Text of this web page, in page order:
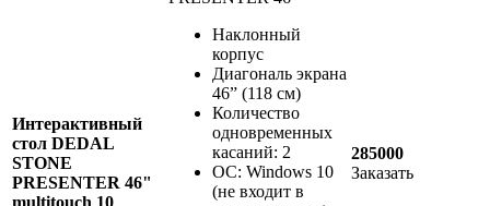
Интерактивный
стол DEDAL
STONE
PRESENTER 46"
Наклонный
корпус
Диагональ экрана
46” (118 см)
Количество
одновременных
касаний: 2
ОС: Windows 10
(не входит в
285000
Заказать